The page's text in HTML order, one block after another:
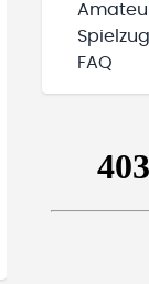
FAQ